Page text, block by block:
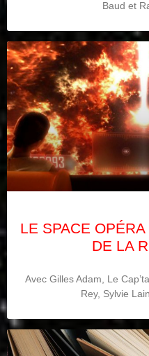
Baud et
LE SPACE
DE LA
Avec Gilles Adam, Le
Rey, Sylvie